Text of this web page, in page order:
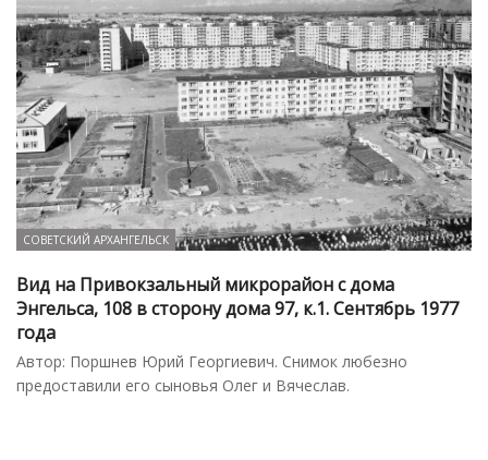
СОВЕТСКИЙ АРХАНГЕЛЬСК
Вид на Привокзальный микрорайон с дома
Энгельса, 108 в сторону дома 97, к.1. Сентябрь 1977
года
Автор: Поршнев Юрий Георгиевич. Снимок любезно
предоставили его сыновья Олег и Вячеслав.